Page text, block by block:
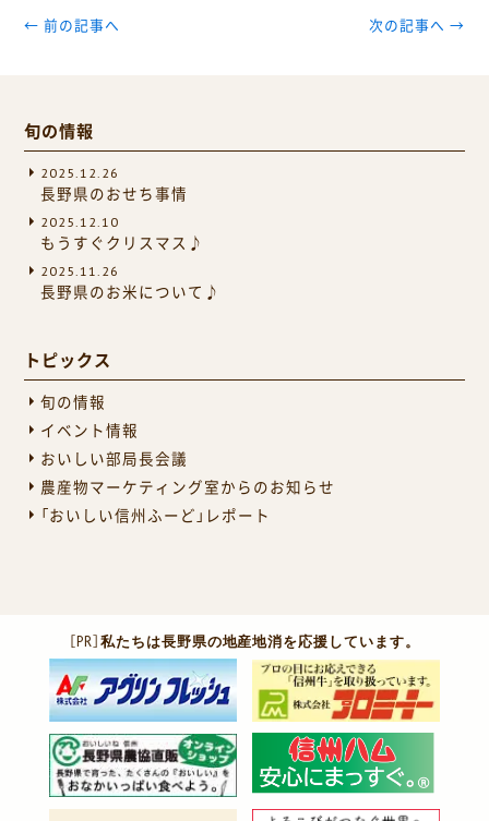
← 前の記事へ 次の記事へ →
旬の情報
2025.12.26
長野県のおせち事情
2025.12.10
もうすぐクリスマス♪
2025.11.26
長野県のお米について♪
トピックス
旬の情報
イベント情報
おいしい部局長会議
農産物マーケティング室からのお知らせ
「おいしい信州ふーど」レポート
［PR］私たちは長野県の地産地消を応援しています。